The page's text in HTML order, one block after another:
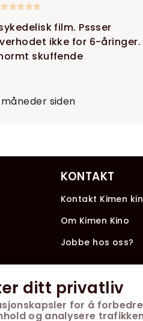
ditt privatliv
for å
og analysere
film. Pssser
ikke for 6-åringer.
skuffende
siden
KONTAKT
Kontakt Kimen
Om Kimen Kino
Jobbe hos oss?